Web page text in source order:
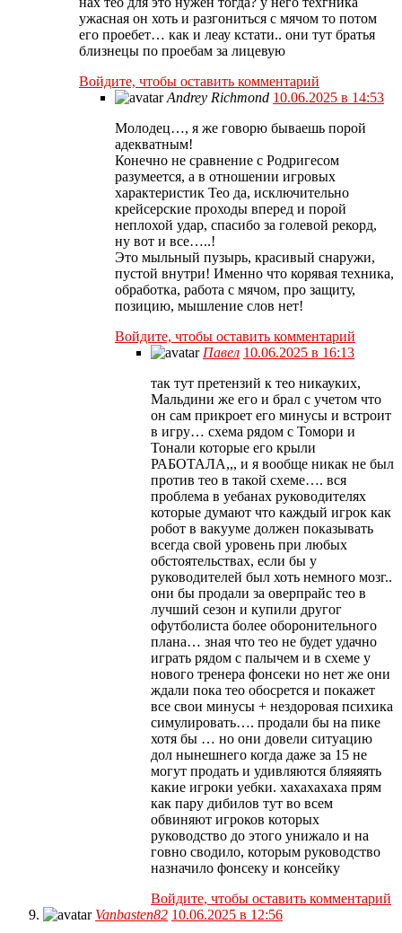
ужасная он хоть и разгониться с мячом то потом
его проебет… как и леау кстати.. они тут братья
близнецы по проебам за лицевую
Войдите, чтобы оставить комментарий
Andrey Richmond 10.06.2025 в 14:53
Молодец…, я же говорю бываешь порой
адекватным!
Конечно не сравнение с Родригесом
разумеется, а в отношении игровых
характеристик Тео да, исключительно
крейсерские проходы вперед и порой
неплохой удар, спасибо за голевой рекорд,
ну вот и все…..!
Это мыльный пузырь, красивый снаружи,
пустой внутри! Именно что корявая техника,
обработка, работа с мячом, про защиту,
позицию, мышление слов нет!
Войдите, чтобы оставить комментарий
Павел 10.06.2025 в 16:13
так тут претензий к тео никауких,
Мальдини же его и брал с учетом что
он сам прикроет его минусы и встроит
в игру… схема рядом с Томори и
Тонали которые его крыли
РАБОТАЛА,,, и я вообще никак не был
против тео в такой схеме…. вся
проблема в уебанах руководителях
которые думают что каждый игрок как
робот в вакууме должен показывать
всегда свой уровень при любых
обстоятельствах, если бы у
руководителей был хоть немного мозг..
они бы продали за оверпрайс тео в
лучший сезон и купили другог
офутболиста более оборонительного
плана… зная что тео не будет удачно
играть рядом с палычем и в схеме у
нового тренера фонсеки но нет же они
ждали пока тео обосрется и покажет
все свои минусы + нездоровая психика
симулировать…. продали бы на пике
хотя бы … но они довели ситуацию
дол нынешнего когда даже за 15 не
могут продать и удивляются бляяяять
какие игроки уебки. хахахахаха прям
как пару дибилов тут во всем
обвиняют игроков которых
руководство до этого унижало и на
говно сводило, которым руководство
назначило фонсеку и консейку
Войдите, чтобы оставить комментарий
Vanbasten82 10.06.2025 в 12:56